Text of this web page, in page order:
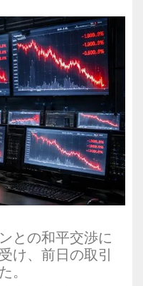
との和平交渉に
け、前日の取引
。